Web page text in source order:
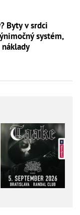
Byty v srdci
systém,